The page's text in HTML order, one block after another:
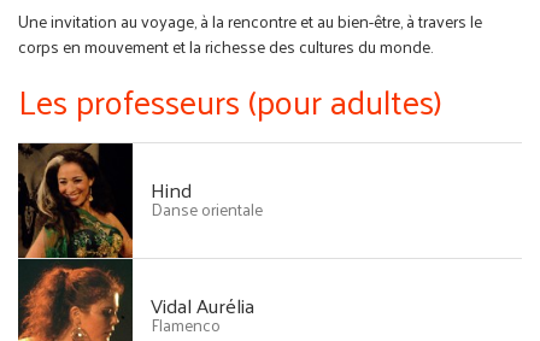
Une invitation au voyage, à la rencontre et au bien-être, à travers le
corps en mouvement et la richesse des cultures du monde.
Les professeurs (pour adultes)
Hind
Danse orientale
Vidal Aurélia
Flamenco